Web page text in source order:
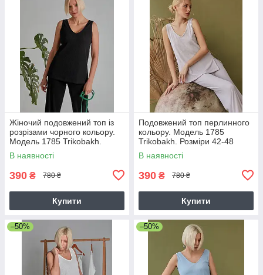
Жіночий подовжений топ із
розрізами чорного кольору.
Модель 1785 Trikobakh.
Розмір 42-44
В наявності
390 ₴ 780 ₴
Купити
Подовжений топ перлинного
кольору. Модель 1785
Trikobakh. Розміри 42-48
В наявності
390 ₴ 780 ₴
Купити
–50% –50%